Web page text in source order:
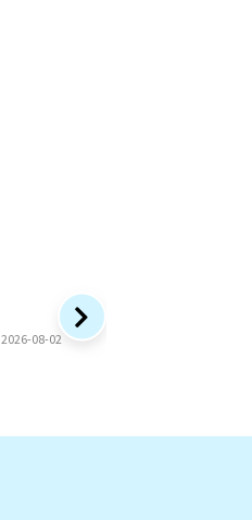
2026-08-02